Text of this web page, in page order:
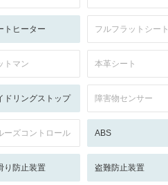
トヒーター フルフラットシート
トマン 本革シート
ドリングストップ 障害物センサー
ーズコントロール ABS
り防止装置 盗難防止装置